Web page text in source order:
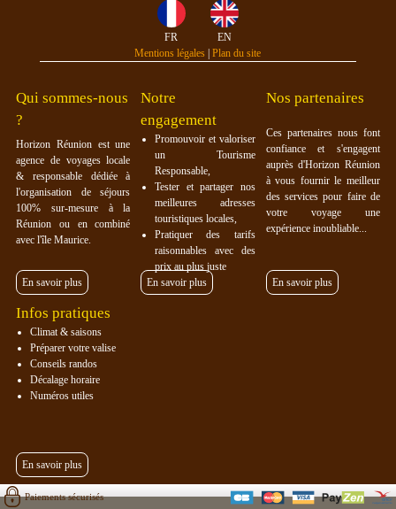
FR
EN
Mentions légales | Plan du site
Qui sommes-nous
?
Horizon Réunion est une
agence de voyages locale
& responsable dédiée à
l'organisation de séjours
100% sur-mesure à la
Réunion ou en combiné
avec l'île Maurice.
En savoir plus
Notre
engagement
Promouvoir et valoriser
un Tourisme
Responsable,
Tester et partager nos
meilleures adresses
touristiques locales,
Pratiquer des tarifs
raisonnables avec des
prix au plus juste
En savoir plus
Nos partenaires
Ces partenaires nous font
confiance et s'engagent
auprès d'Horizon Réunion
à vous fournir le meilleur
des services pour faire de
votre voyage une
expérience inoubliable...
En savoir plus
Infos pratiques
Climat & saisons
Préparer votre valise
Conseils randos
Décalage horaire
Numéros utiles
En savoir plus
Paiements sécurisés